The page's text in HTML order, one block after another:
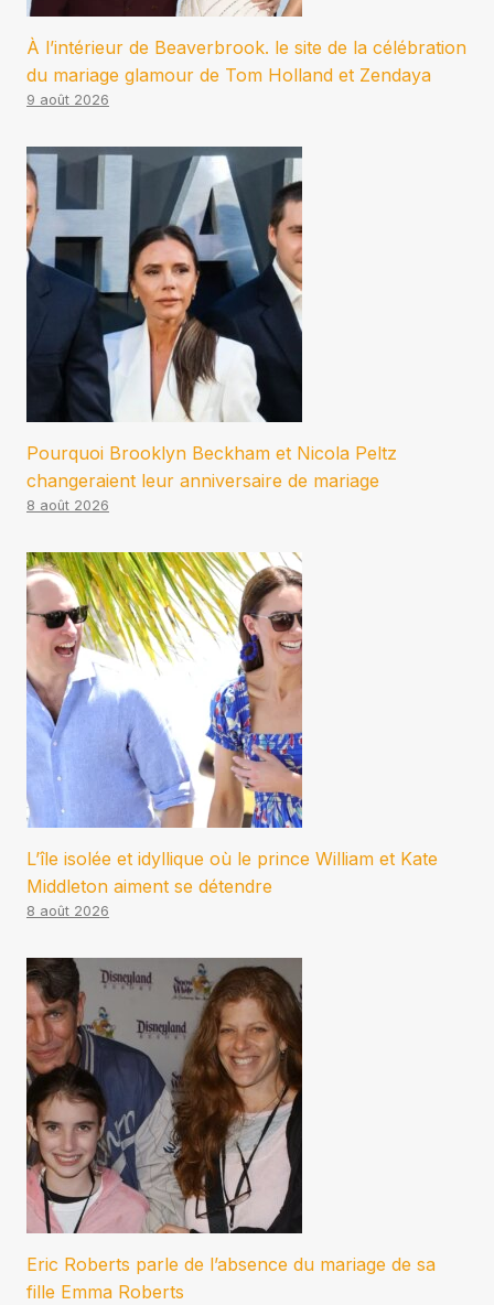
À l’intérieur de Beaverbrook. le site de la célébration
du mariage glamour de Tom Holland et Zendaya
9 août 2026
Pourquoi Brooklyn Beckham et Nicola Peltz
changeraient leur anniversaire de mariage
8 août 2026
L’île isolée et idyllique où le prince William et Kate
Middleton aiment se détendre
8 août 2026
Eric Roberts parle de l’absence du mariage de sa
fille Emma Roberts